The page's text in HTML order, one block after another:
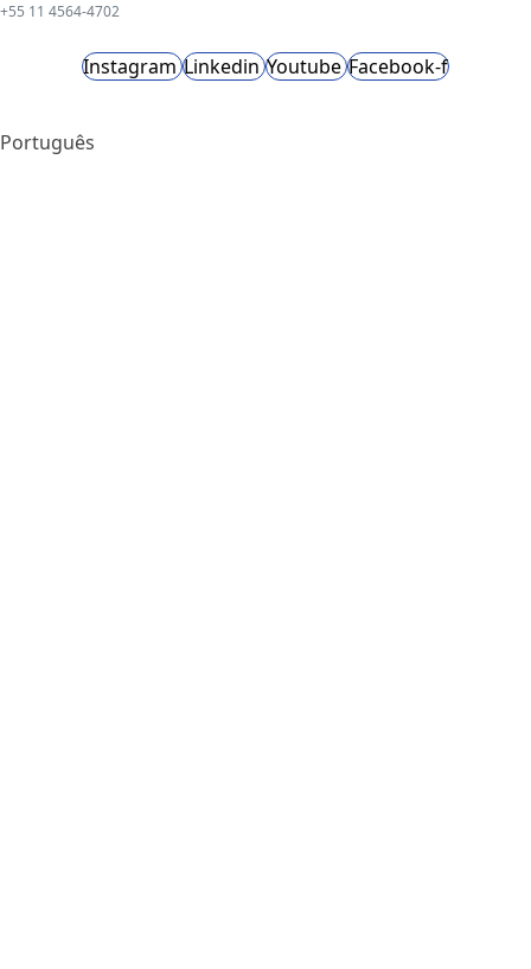
+55 11 4564-4702
Instagram Linkedin Youtube Facebook-f
Português